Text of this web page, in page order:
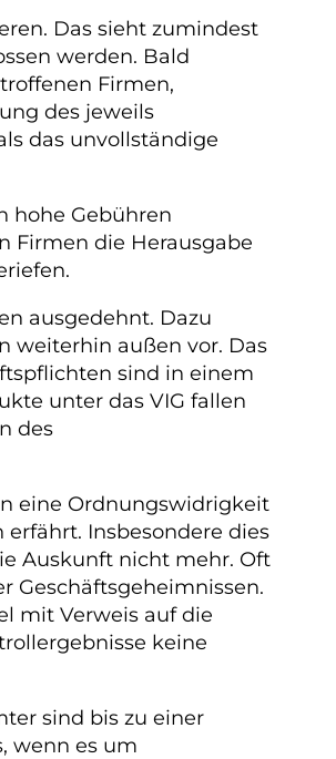
Das sieht zumindest
werden. Bald
Firmen,
des jeweils
das unvollständige
hohe Gebühren
Firmen die Herausgabe
ausgedehnt. Dazu
weiterhin außen vor. Das
sind in einem
unter das VIG fallen
des
eine Ordnungswidrigkeit
Insbesondere dies
Auskunft nicht mehr. Oft
Geschäftsgeheimnissen.
mit Verweis auf die
keine
sind bis zu einer
wenn es um